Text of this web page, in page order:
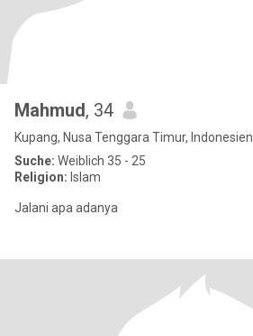
Mahmud, 34
Kupang, Nusa Tenggara Timur, Indonesien
Suche: Weiblich 35 - 25
Religion: Islam
Jalani apa adanya